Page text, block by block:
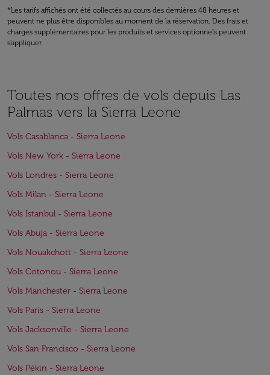
*Les tarifs affichés ont été collectés au cours des dernières 48 heures et
peuvent ne plus être disponibles au moment de la réservation. Des frais et
charges supplémentaires pour les produits et services optionnels peuvent
s'appliquer.
Toutes nos offres de vols depuis Las
Palmas vers la Sierra Leone
Vols Casablanca - Sierra Leone
Vols New York - Sierra Leone
Vols Londres - Sierra Leone
Vols Milan - Sierra Leone
Vols Istanbul - Sierra Leone
Vols Abuja - Sierra Leone
Vols Nouakchott - Sierra Leone
Vols Cotonou - Sierra Leone
Vols Manchester - Sierra Leone
Vols Paris - Sierra Leone
Vols Jacksonville - Sierra Leone
Vols San Francisco - Sierra Leone
Vols Pékin - Sierra Leone